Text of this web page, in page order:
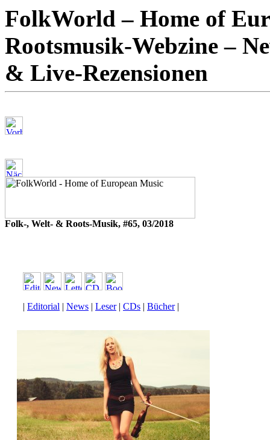
FolkWorld – Home of
Rootsmusik-Webzine –
& Live-Rezensionen
Folk-, Welt- & Roots-Musik, #65, 03/2018
| Editorial | News | Leser| CDs | Bücher |